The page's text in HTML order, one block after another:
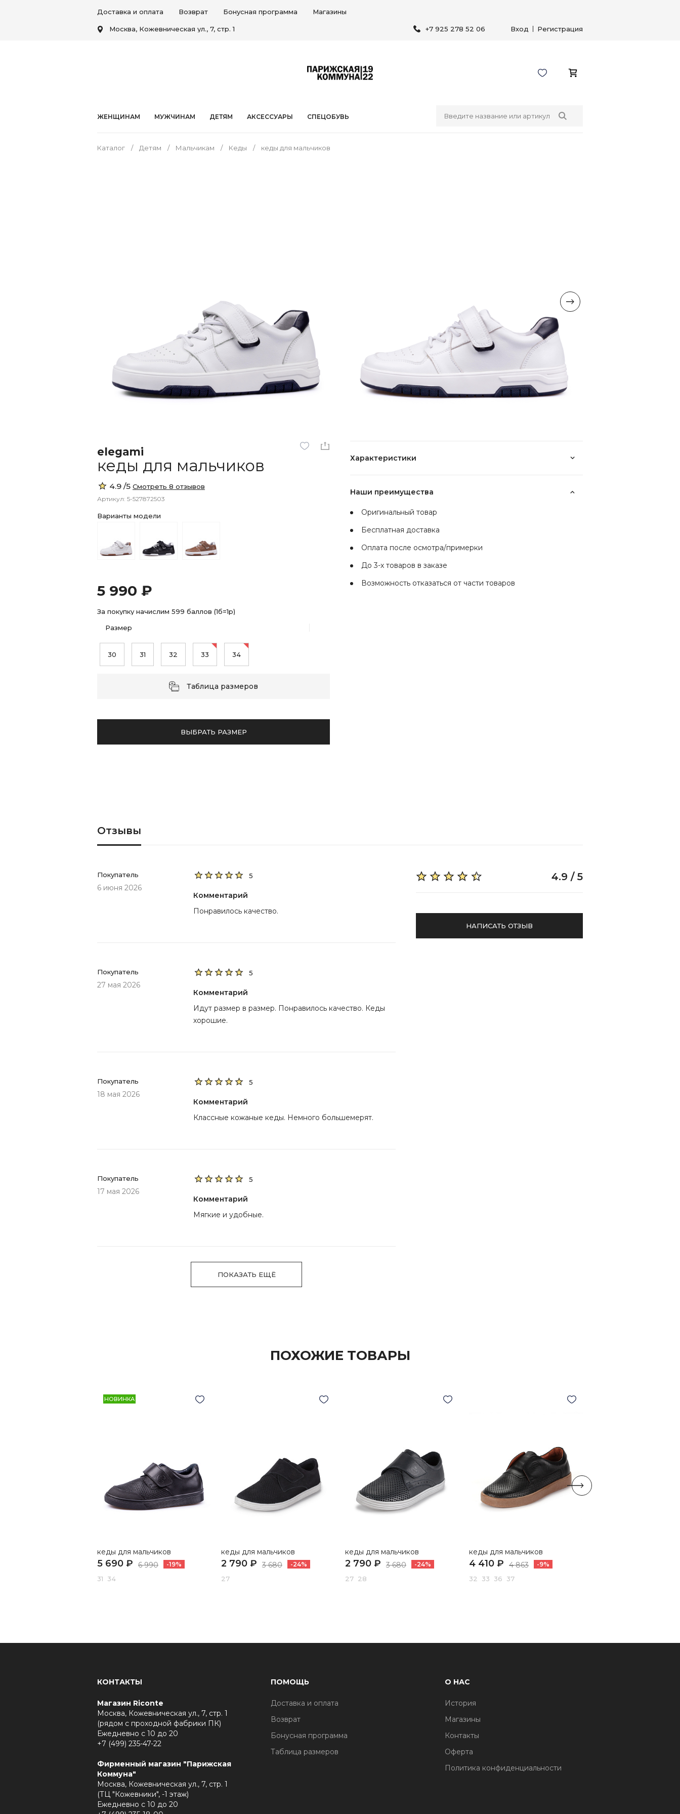
Доставка и оплата Возврат Бонусная программа Магазины
Москва, Кожевническая ул., 7, стр. 1 +7 925 278 52 06 Вход Регистрация
ЖЕНЩИНАМ МУЖЧИНАМ ДЕТЯМ АКСЕССУАРЫ СПЕЦОБУВЬ
Каталог Детям Мальчикам Кеды кеды для мальчиков
elegami
кеды для мальчиков
4.9 /5 Смотреть 8 отзывов
Артикул: 5-527872503
Варианты модели
5 990 ₽
За покупку начислим 599 баллов (1б=1р)
Размер
30 31 32 33 34
Таблица размеров
ВЫБРАТЬ РАЗМЕР
Характеристики
Наши преимущества
Оригинальный товар
Бесплатная доставка
Оплата после осмотра/примерки
До 3-х товаров в заказе
Возможность отказаться от части товаров
Отзывы
Покупатель
6 июня 2026
5
Комментарий
Понравилось качество.
Покупатель
27 мая 2026
5
Комментарий
Идут размер в размер. Понравилось качество. Кеды
хорошие.
Покупатель
18 мая 2026
5
Комментарий
Классные кожаные кеды. Немного большемерят.
Покупатель
17 мая 2026
5
Комментарий
Мягкие и удобные.
ПОКАЗАТЬ ЕЩЁ
4.9 / 5
НАПИСАТЬ ОТЗЫВ
ПОХОЖИЕ ТОВАРЫ
НОВИНКА
кеды для мальчиков
5 690 ₽ 6 990 -19%
31 34
кеды для мальчиков
2 790 ₽ 3 680 -24%
27
кеды для мальчиков
2 790 ₽ 3 680 -24%
27 28
кеды для мальчиков
4 410 ₽ 4 863 -9%
32 33 36 37
КОНТАКТЫ
Магазин Riconte
Москва, Кожевническая ул., 7, стр. 1
(рядом с проходной фабрики ПК)
Ежедневно с 10 до 20
+7 (499) 235-47-22
Фирменный магазин "Парижская
Коммуна"
Москва, Кожевническая ул., 7, стр. 1
(ТЦ "Кожевники", -1 этаж)
Ежедневно с 10 до 20
ПОМОЩЬ
Доставка и оплата
Возврат
Бонусная программа
Таблица размеров
О НАС
История
Магазины
Контакты
Оферта
Политика конфиденциальности